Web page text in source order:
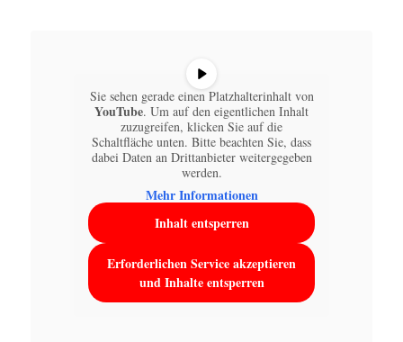
Sie sehen gerade einen Platzhalterinhalt von
YouTube. Um auf den eigentlichen Inhalt
zuzugreifen, klicken Sie auf die
Schaltfläche unten. Bitte beachten Sie, dass
dabei Daten an Drittanbieter weitergegeben
werden.
Mehr Informationen
Inhalt entsperren
Erforderlichen Service akzeptieren
und Inhalte entsperren